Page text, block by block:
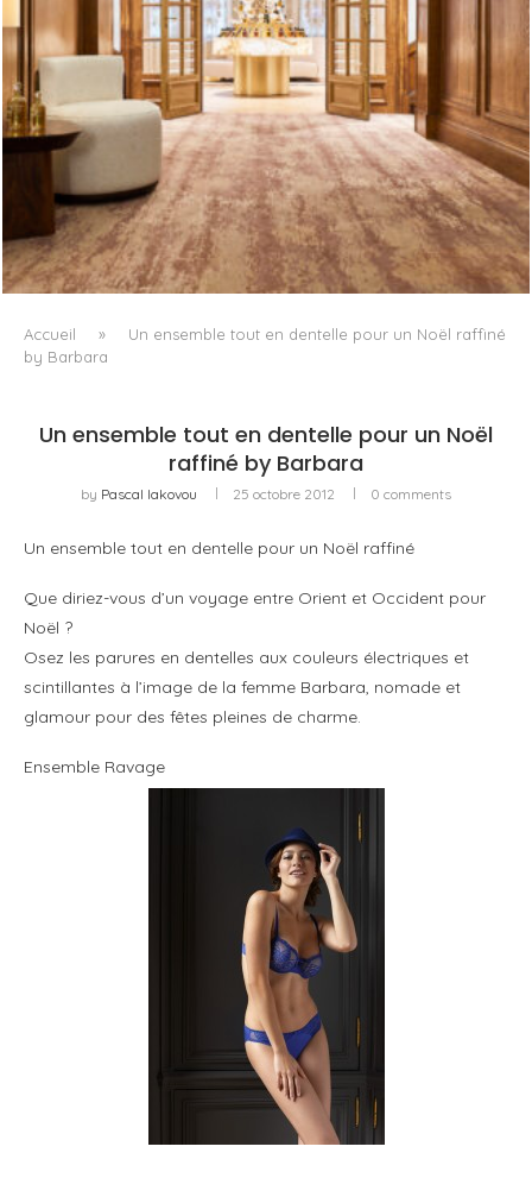
GUERLAIN INSTALLE SON PREMIER SPA NORMAND AU
NORMANDY DEAUVILLE
Accueil »
Un ensemble tout en dentelle pour un Noël raffiné
by Barbara
Un ensemble tout en dentelle pour un Noël
raffiné by Barbara
by Pascal Iakovou 25 octobre 2012 0 comments
Un ensemble tout en dentelle pour un Noël raffiné
Que diriez-vous d’un voyage entre Orient et Occident pour
Noël ?
Osez les parures en dentelles aux couleurs électriques et
scintillantes à l’image de la femme Barbara, nomade et
glamour pour des fêtes pleines de charme.
Ensemble Ravage